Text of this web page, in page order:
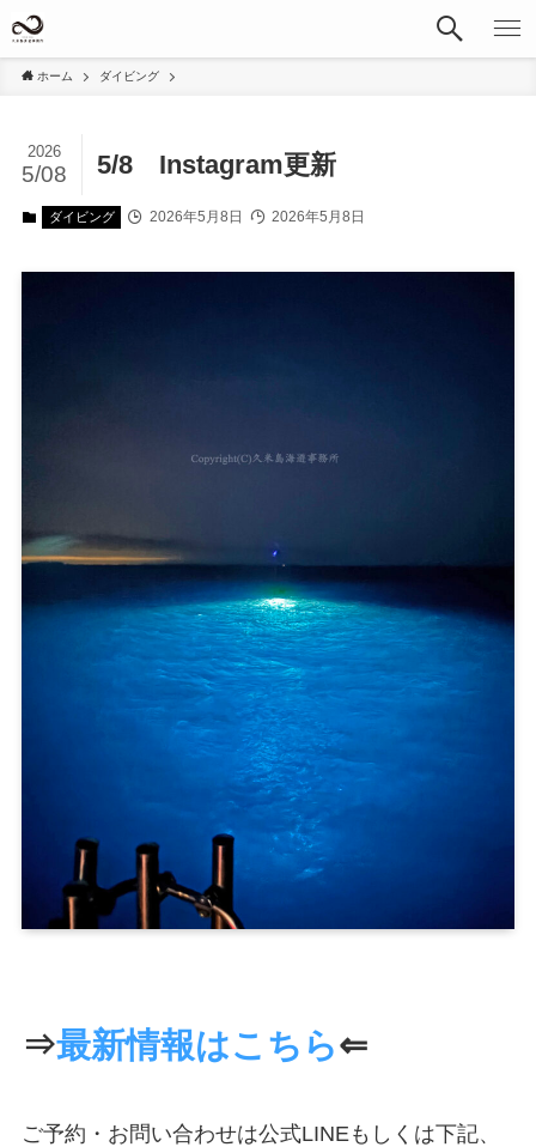
ホーム ダイビング
5/8 Instagram更新
2026
5/08
ダイビング 2026年5月8日 2026年5月8日
⇒最新情報はこちら⇐
ご予約・お問い合わせは公式LINEもしくは下記、